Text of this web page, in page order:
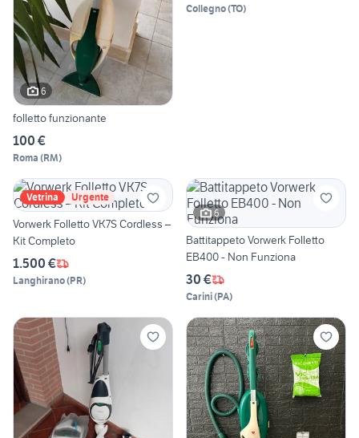
6
folletto funzionante
100 €
Roma (RM)
Collegno(TO)
Vetrina Urgente
Vorwerk Folletto VK7S Cordless –
Kit Completo
1.500 €
Langhirano(PR)
6
Battitappeto Vorwerk Folletto
EB400 - Non Funziona
30 €
Carini(PA)